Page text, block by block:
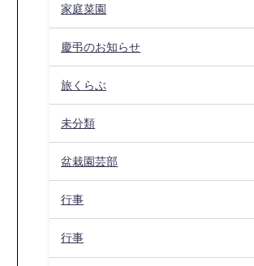
家庭菜園
慶弔のお知らせ
旅くらぶ
未分類
盆栽園芸部
行事
行事